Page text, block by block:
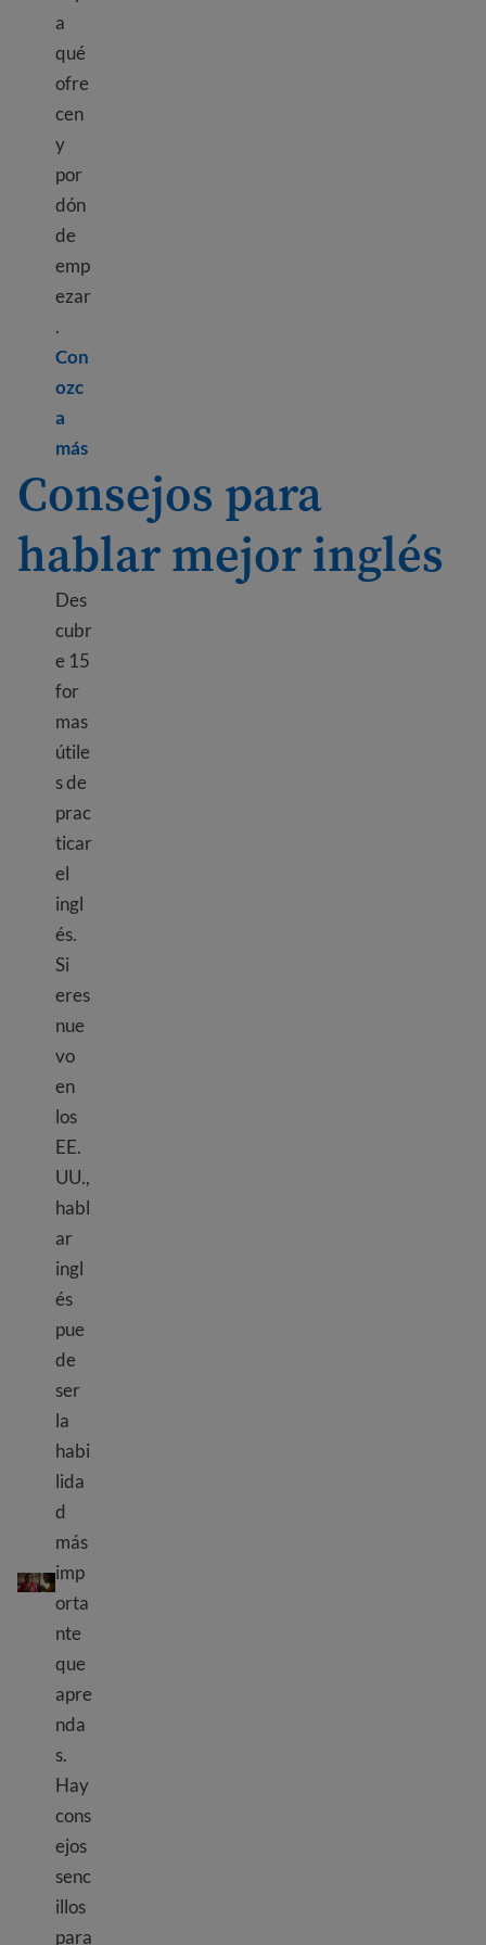
a
qué
ofre
cen
y
por
dón
de
emp
ezar
.
Con
ozc
a
másLearn more about Free English classes online
Consejos para
hablar mejor inglés
Des
cubr
e 15
for
mas
útile
s de
prac
ticar
el
ingl
és.
Si
eres
nue
vo
en
los
EE.
UU.,
habl
ar
ingl
és
pue
de
ser
la
habi
lida
d
más
imp
orta
nte
que
apre
nda
s.
Hay
cons
ejos
senc
illos
para